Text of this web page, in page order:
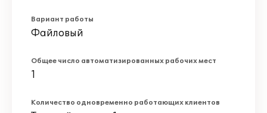
Вариант работы
Файловый
Общее число автоматизированных рабочих мест
1
Количество одновременно работающих клиентов